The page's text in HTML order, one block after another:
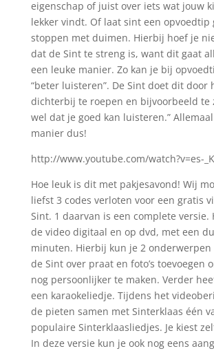
eigenschap of juist over iets wat jouw
lekker vindt. Of laat sint een opvoedtip
stoppen met duimen. Hierbij hoef je
dat de Sint te streng is, want dit gaat
een leuke manier. Zo kan je bij
“beter luisteren”. De Sint doet dit door
dichterbij te roepen en bijvoorbeeld te
wel dat je goed kan luisteren.”
manier dus!
http://www.youtube.com/watch?v=es-
Hoe leuk is dit met pakjesavond! Wij
liefst 3 codes verloten voor een gratis
Sint. 1 daarvan is een complete
de video digitaal en op dvd, met een
minuten. Hierbij kun je 2 onderwerpen
de Sint over praat en foto’s toevoegen
nog persoonlijker te maken. Verder
een karaokeliedje. Tijdens het
de pieten samen met Sinterklaas één
populaire Sinterklaasliedjes. Je kiest
In deze versie kun je ook nog eens